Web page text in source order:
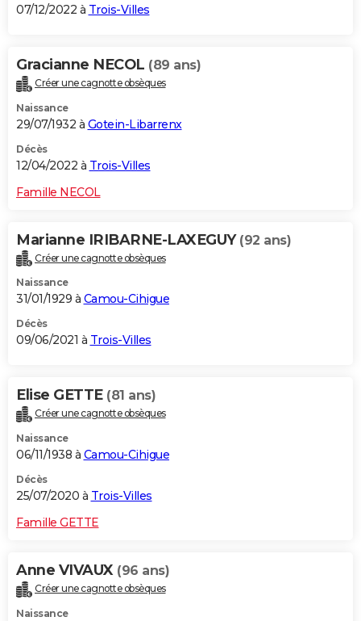
07/12/2022 à Trois-Villes
Gracianne NECOL (89 ans)
Créer une cagnotte obsèques
Naissance
29/07/1932 à Gotein-Libarrenx
Décès
12/04/2022 à Trois-Villes
Famille NECOL
Marianne IRIBARNE-LAXEGUY (92 ans)
Créer une cagnotte obsèques
Naissance
31/01/1929 à Camou-Cihigue
Décès
09/06/2021 à Trois-Villes
Elise GETTE (81 ans)
Créer une cagnotte obsèques
Naissance
06/11/1938 à Camou-Cihigue
Décès
25/07/2020 à Trois-Villes
Famille GETTE
Anne VIVAUX (96 ans)
Créer une cagnotte obsèques
Naissance